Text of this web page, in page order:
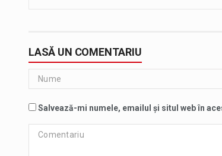
LASĂ UN COMENTARIU
Salvează-mi numele, emailul și situl web în